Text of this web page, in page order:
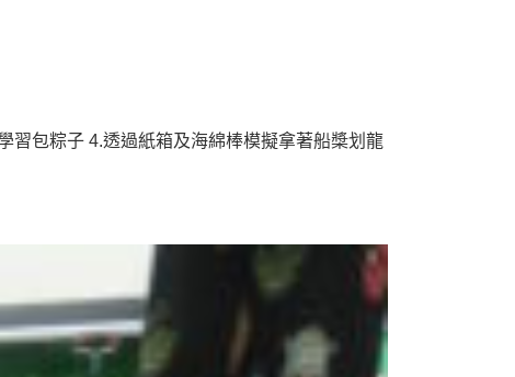
習包粽子 4.透過紙箱及海綿棒模擬拿著船槳划龍